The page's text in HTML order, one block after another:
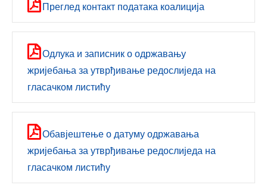
Преглед контакт података коалиција
Одлука и записник о одржавању
жријeбања за утврђивањe рeдослијeда на
гласачком листићу
Обавјештење о датуму одржавања
жријебања за утврђивање редослиједа на
гласачком листићу